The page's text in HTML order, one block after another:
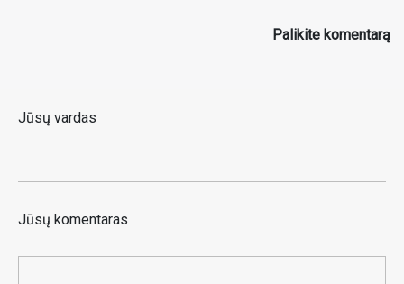
Palikite komentarą
Jūsų vardas
Jūsų komentaras